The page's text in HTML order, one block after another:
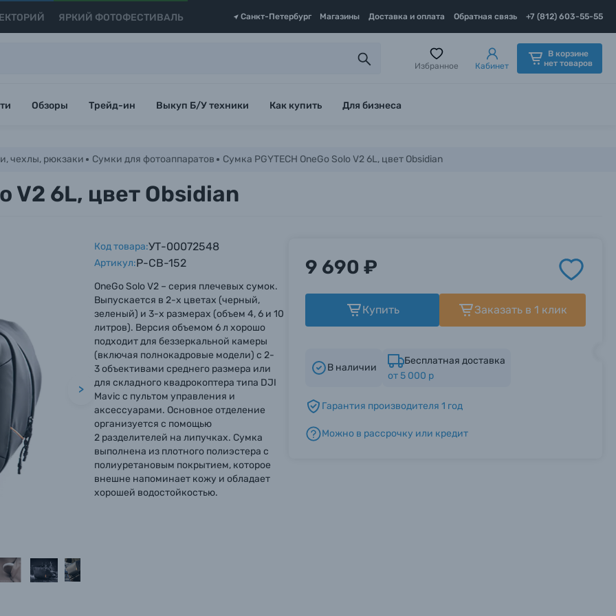
ЯРКИЙ ФОТОФЕСТИВАЛЬ Санкт-Петербург Магазины Доставка и оплата Обратная связь +7 (812) 603-55-55
вопросы?
вопросы?
Избранное Кабинет
В корзине
нет товаров
Обзоры Трейд-ин Выкуп Б/У техники Как купить Для бизнеса
чехлы, рюкзаки Сумки для фотоаппаратов Сумка PGYTECH OneGo Solo V2 6L, цвет Obsidian
V2 6L, цвет Obsidian
>
Код товара:УТ-00072548
Артикул:P-CB-152
OneGo Solo V2 – серия плечевых сумок.
Выпускается в 2-х цветах (черный,
зеленый) и 3-х размерах (объем 4, 6 и 10
литров). Версия объемом 6 л хорошо
подходит для беззеркальной камеры
(включая полнокадровые модели) с 2-
3 объективами среднего размера или
для складного квадрокоптера типа DJI
Mavic с пультом управления и
аксессуарами. Основное отделение
организуется с помощью
2 разделителей на липучках. ​Сумка
выполнена из плотного полиэстера с
полиуретановым покрытием, которое
внешне напоминает кожу и обладает
хорошей водостойкостью.
9 690 ₽
Купить Заказать в 1 клик
В наличии
Бесплатная доставка
от 5 000 р
Гарантия производителя 1 год
Можно в рассрочку или кредит
вопросы?